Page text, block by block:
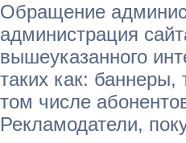
Обращение
администрация
вышеуказанного
таких как: баннеры,
том числе
Рекламодатели,